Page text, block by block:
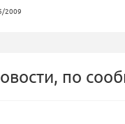
2009
по